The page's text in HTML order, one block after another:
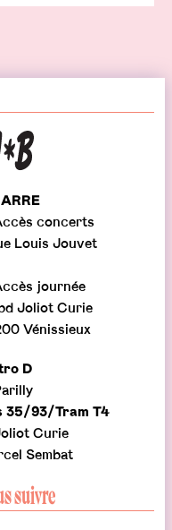
concerts
Louis Jouvet
journée
Joliot Curie
Vénissieux
D
35/93/Tram T4
Curie
Sembat
suivre